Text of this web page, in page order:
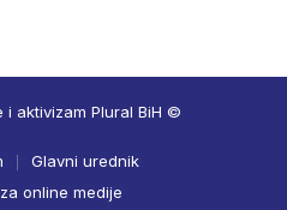
i aktivizam Plural BiH ©
Glavni urednik
online medije